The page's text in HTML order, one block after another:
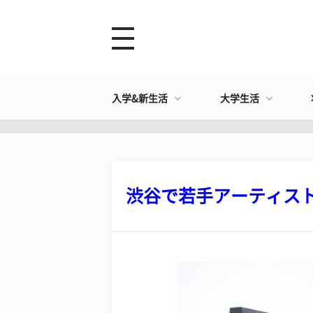
入学&新生活 大学生活
渋谷で若手アーティス